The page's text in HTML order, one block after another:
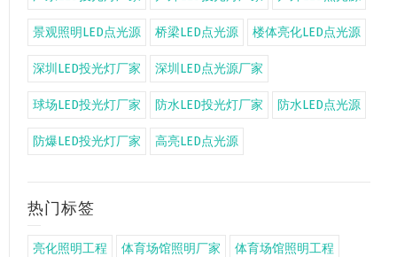
景观照明LED点光源 桥梁LED点光源 楼体亮化LED点光源
深圳LED投光灯厂家 深圳LED点光源厂家
球场LED投光灯厂家 防水LED投光灯厂家 防水LED点光源
防爆LED投光灯厂家 高亮LED点光源
热门标签
亮化照明工程 体育场馆照明厂家 体育场馆照明工程